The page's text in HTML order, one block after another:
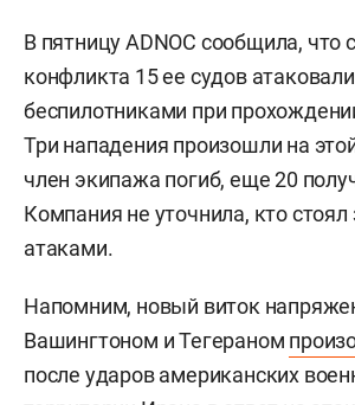
В пятницу ADNOC сообщила, что
конфликта 15 ее судов
беспилотниками при
Три нападения произошли на
член экипажа погиб, еще 20
Компания не уточнила, кто стоял
атаками.
Напомним, новый виток
Вашингтоном и Тегераном
после ударов американских